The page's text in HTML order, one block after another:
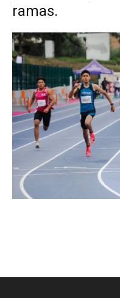
ramas.